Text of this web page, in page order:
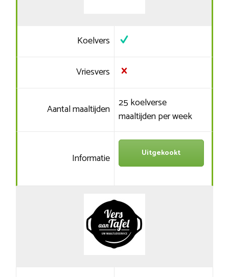
Koelvers
Vriesvers
Aantal maaltijden 25 koelverse
maaltijden per week
Informatie Uitgekookt